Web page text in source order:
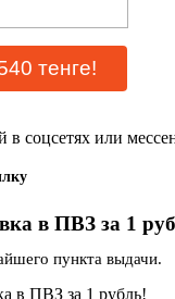
в соцсетях или
в ПВЗ за 1
пункта выдачи.